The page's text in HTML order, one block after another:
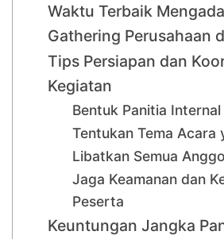
Waktu Terbaik
Gathering Perusahaan
Tips Persiapan dan
Kegiatan
Bentuk Panitia
Tentukan Tema Acara
Libatkan Semua
Jaga Keamanan dan
Peserta
Keuntungan Jangka